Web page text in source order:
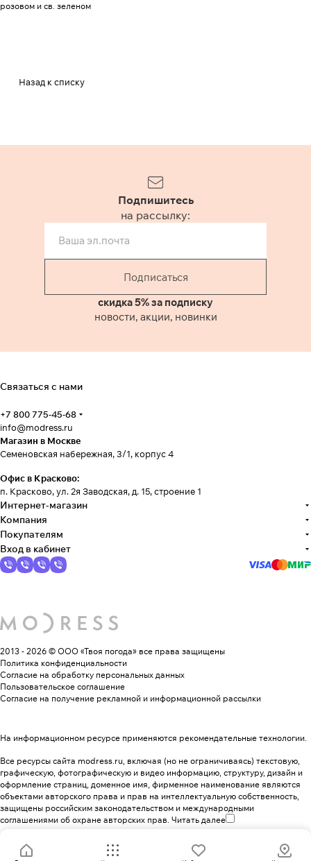
розовом и св. зеленом
Назад к списку
Подпишитесь
на рассылку:
Подписаться
скидка 5% за подписку
новости, акции, новинки
Связаться с нами
+7 800 775-45-68
info@modress.ru
Магазин в Москве
Семеновская набережная, 3/1, корпус 4
Офис в Красково:
п. Красково, ул. 2я Заводская, д. 15, строение 1
Интернет-магазин
Компания
Покупателям
Вход в кабинет
2013 - 2026 © ООО «Твоя погода» все права защищены
Политика конфиденциальности
Согласие на обработку персональных данных
Пользовательское соглашение
Согласие на получение рекламной и информационной рассылки
На информационном ресурсе применяются рекомендательные технологии.
Все ресурсы сайта modress.ru, включая (но не ограничиваясь) текстовую,
графическую, фотографическую и видео информацию, структуру, дизайн и
оформление страниц, доменное имя, фирменное наименование являются
объектами авторского права и прав на интеллектуальную собственность,
защищены российским законодательством и международными
соглашениями об охране авторских прав. Читать далее